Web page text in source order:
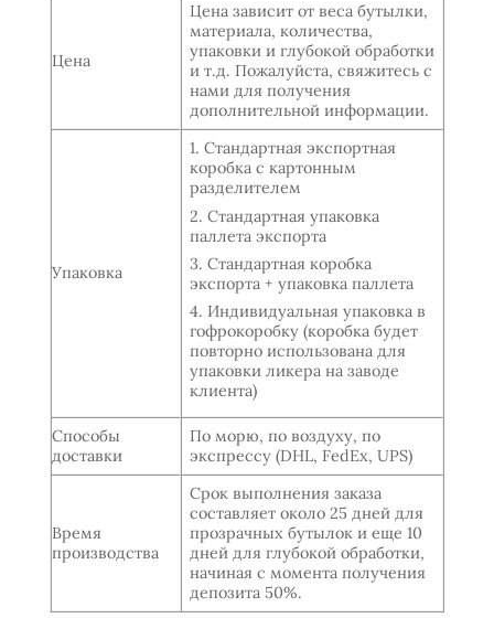
Цена
Цена зависит от веса бутылки,
материала, количества,
упаковки и глубокой обработки
и т.д. Пожалуйста, свяжитесь с
нами для получения
дополнительной информации.
Упаковка
1. Стандартная экспортная
коробка с картонным
разделителем
2. Стандартная упаковка
паллета экспорта
3. Стандартная коробка
экспорта + упаковка паллета
4. Индивидуальная упаковка в
гофрокоробку (коробка будет
повторно использована для
упаковки ликера на заводе
клиента)
Способы
доставки
По морю, по воздуху, по
экспрессу (DHL, FedEx, UPS)
Время
производства
Срок выполнения заказа
составляет около 25 дней для
прозрачных бутылок и еще 10
дней для глубокой обработки,
начиная с момента получения
депозита 50%.